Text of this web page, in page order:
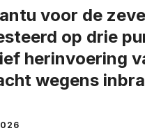
voor de
op drie
herinvoering
wegens